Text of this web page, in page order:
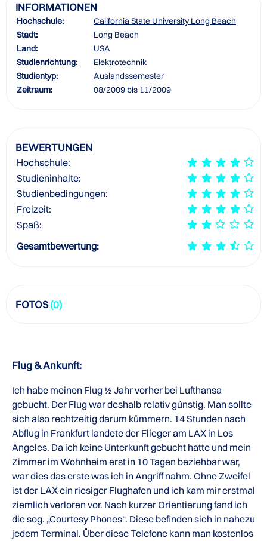
INFORMATIONEN
Hochschule:
California State University Long Beach
Stadt:
Long Beach
Land:
USA
Studienrichtung:
Elektrotechnik
Studientyp:
Auslandssemester
Zeitraum:
08/2009 bis 11/2009
BEWERTUNGEN
Hochschule:
Studieninhalte:
Studienbedingungen:
Freizeit:
Spaß:
Gesamtbewertung:
FOTOS(0)
Flug & Ankunft:
Ich habe meinen Flug ½ Jahr vorher bei Lufthansa
gebucht. Der Flug war deshalb relativ günstig. Man sollte
sich also rechtzeitig darum kümmern. 14 Stunden nach
Abflug in Frankfurt landete der Flieger am LAX in Los
Angeles. Da ich keine Unterkunft gebucht hatte und mein
Zimmer im Wohnheim erst in 10 Tagen beziehbar war,
war dies das erste was ich in Angriff nahm. Ohne Zweifel
ist der LAX ein riesiger Flughafen und ich kam mir erstmal
ziemlich verloren vor. Nach kurzer Orientierung fand ich
die sog. „Courtesy Phones“. Diese befinden sich in nahezu
jedem Terminal. Über diese Telefone kann man kostenlos